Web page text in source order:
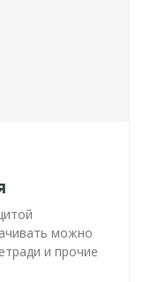
можно
и прочие